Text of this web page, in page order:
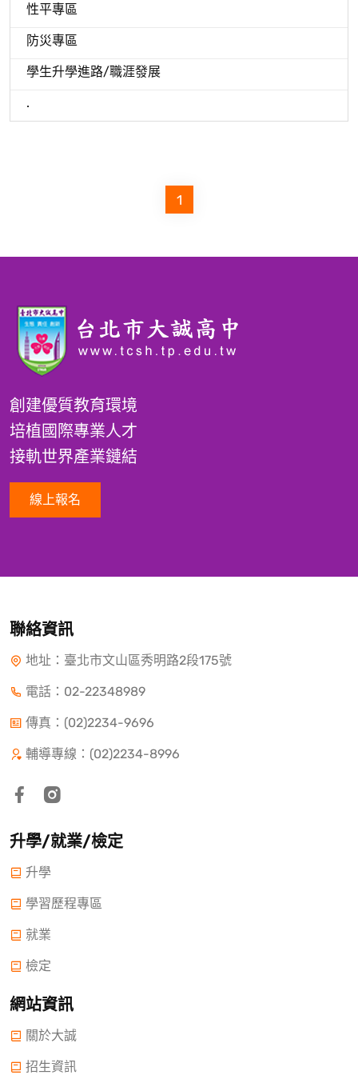
性平專區
防災專區
學生升學進路/職涯發展
.
1
創建優質教育環境
培植國際專業人才
接軌世界產業鏈結
線上報名
聯絡資訊
地址：臺北市文山區秀明路2段175號
電話： 02-22348989
傳真：(02)2234-9696
輔導專線：(02)2234-8996
升學/就業/檢定
升學
學習歷程專區
就業
檢定
網站資訊
關於大誠
招生資訊